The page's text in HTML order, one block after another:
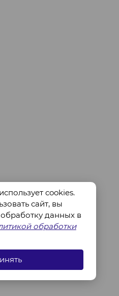
cookies.
сайт, вы
данных в
обработки